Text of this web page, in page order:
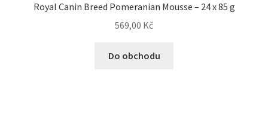
Royal Canin Breed Pomeranian Mousse – 24 x 85 g
569,00 Kč
Do obchodu